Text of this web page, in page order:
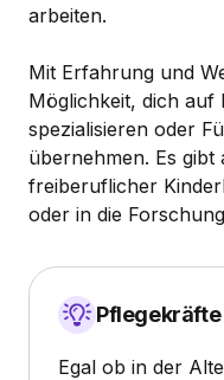
arbeiten.
Mit Erfahrung und
Möglichkeit, dich auf
spezialisieren oder
übernehmen. Es gibt
freiberuflicher
oder in die
Egal ob in der